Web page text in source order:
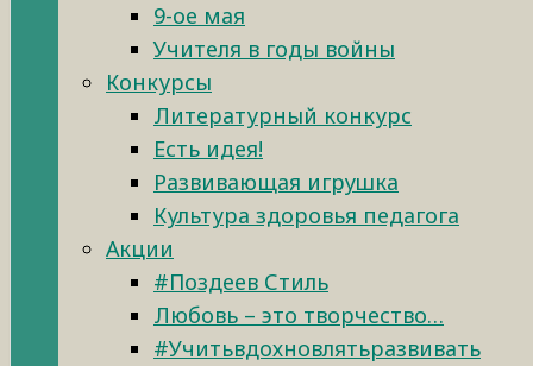
9-ое мая
Учителя в годы войны
Конкурсы
Литературный конкурс
Есть идея!
Развивающая игрушка
Культура здоровья педагога
Акции
#Поздеев Стиль
Любовь – это творчество…
#Учитьвдохновлятьразвивать